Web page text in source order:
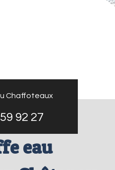
Chaffoteaux
92 27
eau